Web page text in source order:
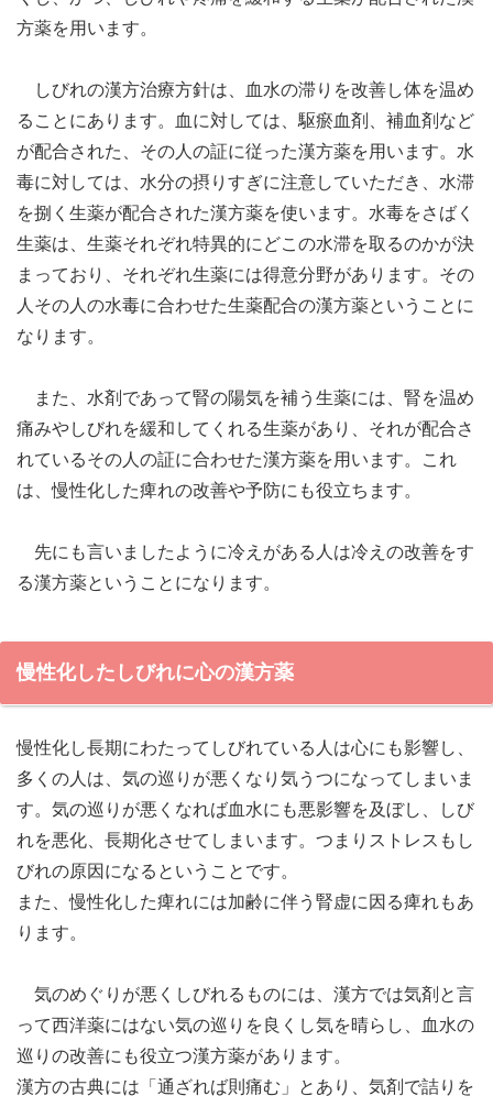
方薬を用います。
しびれの漢方治療方針は、血水の滞りを改善し体を温め
ることにあります。血に対しては、駆瘀血剤、補血剤など
が配合された、その人の証に従った漢方薬を用います。水
毒に対しては、水分の摂りすぎに注意していただき、水滞
を捌く生薬が配合された漢方薬を使います。水毒をさばく
生薬は、生薬それぞれ特異的にどこの水滞を取るのかが決
まっており、それぞれ生薬には得意分野があります。その
人その人の水毒に合わせた生薬配合の漢方薬ということに
なります。
また、水剤であって腎の陽気を補う生薬には、腎を温め
痛みやしびれを緩和してくれる生薬があり、それが配合さ
れているその人の証に合わせた漢方薬を用います。これ
は、慢性化した痺れの改善や予防にも役立ちます。
先にも言いましたように冷えがある人は冷えの改善をす
る漢方薬ということになります。
慢性化したしびれに心の漢方薬
慢性化し長期にわたってしびれている人は心にも影響し、
多くの人は、気の巡りが悪くなり気うつになってしまいま
す。気の巡りが悪くなれば血水にも悪影響を及ぼし、しび
れを悪化、長期化させてしまいます。つまりストレスもし
びれの原因になるということです。
また、慢性化した痺れには加齢に伴う腎虚に因る痺れもあ
ります。
気のめぐりが悪くしびれるものには、漢方では気剤と言
って西洋薬にはない気の巡りを良くし気を晴らし、血水の
巡りの改善にも役立つ漢方薬があります。
漢方の古典には「通ざれば則痛む」とあり、気剤で詰りを